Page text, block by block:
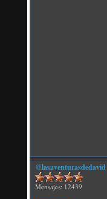
@lasaventurasdedavid
Mensajes: 12439